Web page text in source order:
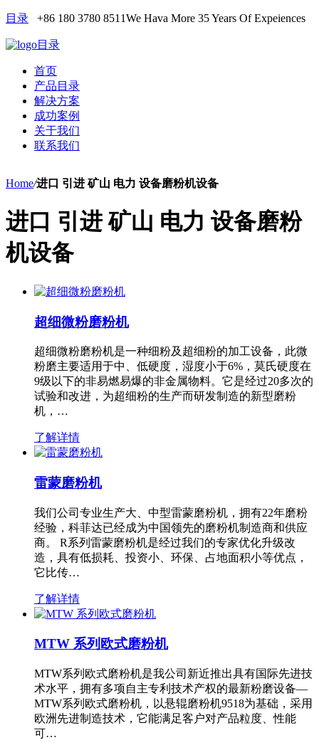
目录 +86 180 3780 8511We Hava More 35 Years Of Expeiences
目录
首页
产品目录
解决方案
成功案例
关于我们
联系我们
Home/进口 引进 矿山 电力 设备磨粉机设备
进口 引进 矿山 电力 设备磨粉
机设备
超细微粉磨粉机
超细微粉磨粉机是一种细粉及超细粉的加工设备，此微
粉磨主要适用于中、低硬度，湿度小于6%，莫氏硬度在
9级以下的非易燃易爆的非金属物料。它是经过20多次的
试验和改进，为超细粉的生产而研发制造的新型磨粉
机，…
了解详情
雷蒙磨粉机
我们公司专业生产大、中型雷蒙磨粉机，拥有22年磨粉
经验，科菲达已经成为中国领先的磨粉机制造商和供应
商。 R系列雷蒙磨粉机是经过我们的专家优化升级改
造，具有低损耗、投资小、环保、占地面积小等优点，
它比传…
了解详情
MTW 系列欧式磨粉机
MTW系列欧式磨粉机是我公司新近推出具有国际先进技
术水平，拥有多项自主专利技术产权的最新粉磨设备—
MTW系列欧式磨粉机，以悬辊磨粉机9518为基础，采用
欧洲先进制造技术，它能满足客户对产品粒度、性能
可…